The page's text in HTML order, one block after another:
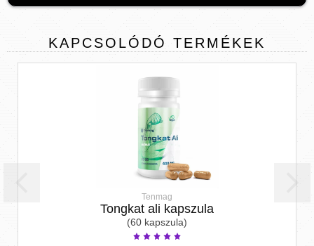
KAPCSOLÓDÓ TERMÉKEK
Tenmag
Tongkat ali kapszula
(60 kapszula)